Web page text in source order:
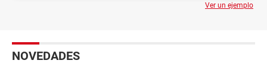
Ver un ejemplo
NOVEDADES